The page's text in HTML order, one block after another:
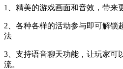
1、精美的游戏画面和音效，带来
2、各种各样的活动参与即可解锁
法
3、支持语音聊天功能，让玩家可
流。